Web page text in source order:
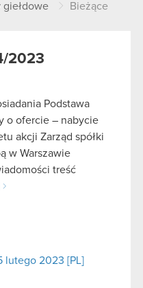
giełdowe Bieżące
2023
Podstawa
o ofercie – nabycie
akcji Zarząd spółki
w Warszawie
treść
lutego 2023 [PL]